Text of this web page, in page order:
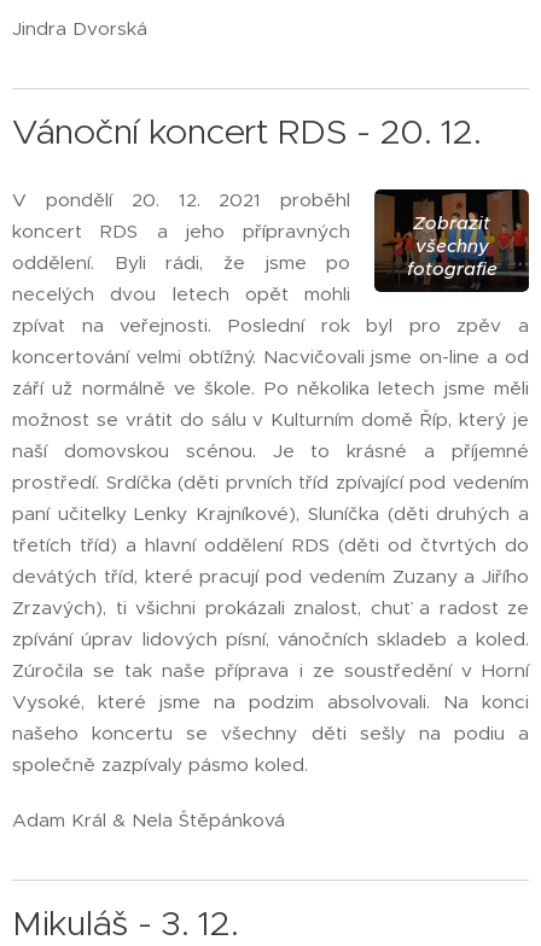
Jindra Dvorská
Vánoční koncert RDS - 20. 12.
Zobrazit
všechny
fotografie
V pondělí 20. 12. 2021 proběhl
koncert RDS a jeho přípravných
oddělení. Byli rádi, že jsme po
necelých dvou letech opět mohli
zpívat na veřejnosti. Poslední rok byl pro zpěv a
koncertování velmi obtížný. Nacvičovali jsme on-line a od
září už normálně ve škole. Po několika letech jsme měli
možnost se vrátit do sálu v Kulturním domě Říp, který je
naší domovskou scénou. Je to krásné a příjemné
prostředí. Srdíčka (děti prvních tříd zpívající pod vedením
paní učitelky Lenky Krajníkové), Sluníčka (děti druhých a
třetích tříd) a hlavní oddělení RDS (děti od čtvrtých do
devátých tříd, které pracují pod vedením Zuzany a Jiřího
Zrzavých), ti všichni prokázali znalost, chuť a radost ze
zpívání úprav lidových písní, vánočních skladeb a koled.
Zúročila se tak naše příprava i ze soustředění v Horní
Vysoké, které jsme na podzim absolvovali. Na konci
našeho koncertu se všechny děti sešly na podiu a
společně zazpívaly pásmo koled.
Adam Král & Nela Štěpánková
Mikuláš - 3. 12.